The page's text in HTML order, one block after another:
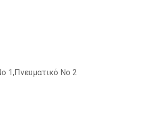
1,Πνευματικό Νο 2